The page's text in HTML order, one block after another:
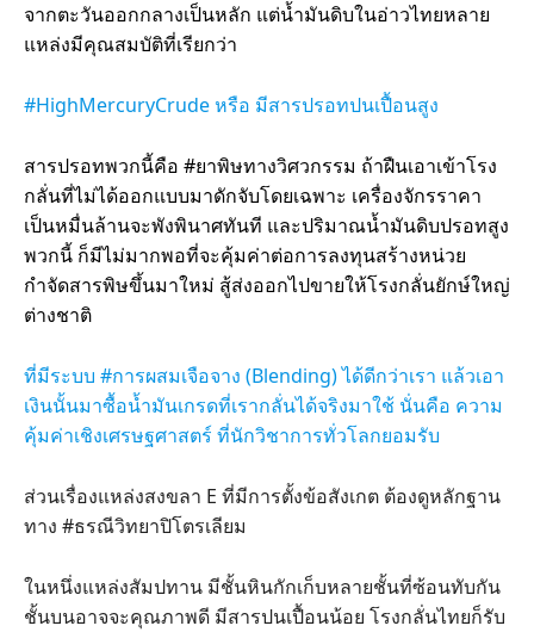
จากตะวันออกกลางเป็นหลัก แต่น้ำมันดิบในอ่าวไทยหลาย
แหล่งมีคุณสมบัติที่เรียกว่า
#HighMercuryCrude หรือ มีสารปรอทปนเปื้อนสูง
สารปรอทพวกนี้คือ #ยาพิษทางวิศวกรรม ถ้าฝืนเอาเข้าโรง
กลั่นที่ไม่ได้ออกแบบมาดักจับโดยเฉพาะ เครื่องจักรราคา
เป็นหมื่นล้านจะพังพินาศทันที และปริมาณน้ำมันดิบปรอทสูง
พวกนี้ ก็มีไม่มากพอที่จะคุ้มค่าต่อการลงทุนสร้างหน่วย
กำจัดสารพิษขึ้นมาใหม่ สู้ส่งออกไปขายให้โรงกลั่นยักษ์ใหญ่
ต่างชาติ
ที่มีระบบ #การผสมเจือจาง (Blending) ได้ดีกว่าเรา แล้วเอา
เงินนั้นมาซื้อน้ำมันเกรดที่เรากลั่นได้จริงมาใช้ นั่นคือ ความ
คุ้มค่าเชิงเศรษฐศาสตร์ ที่นักวิชาการทั่วโลกยอมรับ
ส่วนเรื่องแหล่งสงขลา E ที่มีการตั้งข้อสังเกต ต้องดูหลักฐาน
ทาง #ธรณีวิทยาปิโตรเลียม
ในหนึ่งแหล่งสัมปทาน มีชั้นหินกักเก็บหลายชั้นที่ซ้อนทับกัน
ชั้นบนอาจจะคุณภาพดี มีสารปนเปื้อนน้อย โรงกลั่นไทยก็รับ